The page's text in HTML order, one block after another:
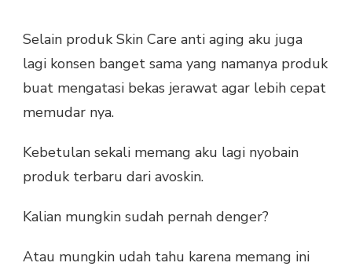
Selain produk Skin Care anti aging aku juga
lagi konsen banget sama yang namanya produk
buat mengatasi bekas jerawat agar lebih cepat
memudar nya.
Kebetulan sekali memang aku lagi nyobain
produk terbaru dari avoskin.
Kalian mungkin sudah pernah denger?
Atau mungkin udah tahu karena memang ini